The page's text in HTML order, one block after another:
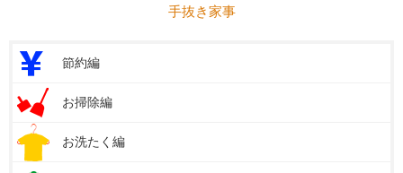
手抜き家事
節約編
お掃除編
お洗たく編